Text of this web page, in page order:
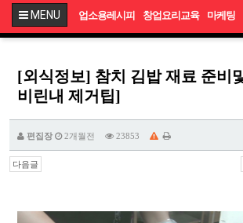
MENU 업소용레시피 창업요리교육 마케팅
[외식정보] 참치 김밥 재료 준비
비린내 제거팁]
편집장 2개월전 23853
다음글